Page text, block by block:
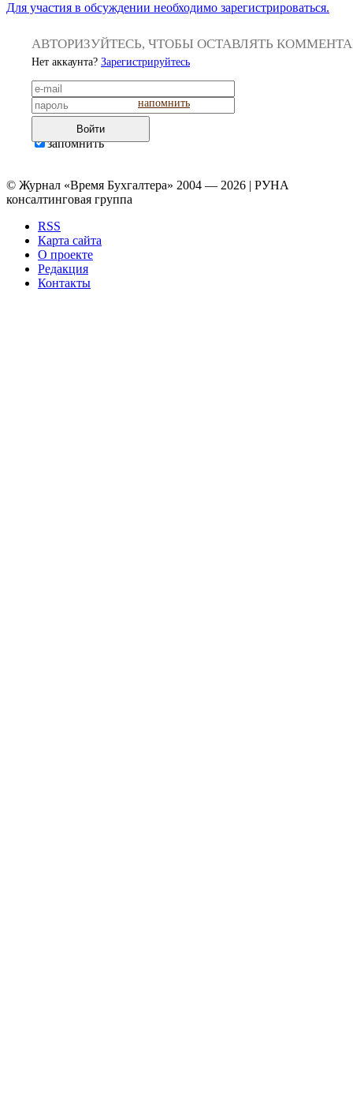
Для участия в обсуждении необходимо зарегистрироваться.
АВТОРИЗУЙТЕСЬ, ЧТОБЫ ОСТАВЛЯТЬ
Нет аккаунта? Зарегистрируйтесь
напомнить
Войти
запомнить
© Журнал «Время Бухгалтера» 2004 — 2026 | РУНА
консалтинговая группа
RSS
Карта сайта
О проекте
Редакция
Контакты